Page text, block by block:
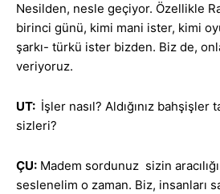
Nesilden, nesle geçiyor. Özellikle
birinci günü, kimi mani ister, kimi
şarkı- türkü ister bizden. Biz de,
veriyoruz.
UT: İşler nasıl? Aldığınız bahşişler
sizleri?
ÇU: Madem sordunuz sizin
seslenelim o zaman. Biz, insanları